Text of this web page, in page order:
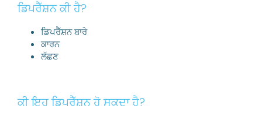
ਡਿਪਰੈੱਸ਼ਨ ਕੀ ਹੈ?
ਡਿਪਰੈੱਸ਼ਨ ਬਾਰੇ
ਕਾਰਨ
ਲੱਛਣ
ਕੀ ਇਹ ਡਿਪਰੈੱਸ਼ਨ ਹੋ ਸਕਦਾ ਹੈ?